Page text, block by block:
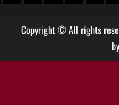
Copyright © All rights